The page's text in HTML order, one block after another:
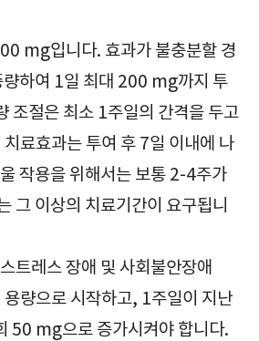
mg입니다. 효과가 불충분할 경
하여 1일 최대 200 mg까지 투
조절은 최소 1주일의 간격을 두고
료효과는 투여 후 7일 이내에 나
작용을 위해서는 보통 2-4주가
그 이상의 치료기간이 요구됩니
트레스 장애 및 사회불안장애
량으로 시작하고, 1주일이 지난
50 mg으로 증가시켜야 합니다.